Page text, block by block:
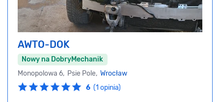
AWTO-DOK
Nowy na DobryMechanik
Monopolowa 6, Psie Pole, Wrocław
6 (1 opinia)